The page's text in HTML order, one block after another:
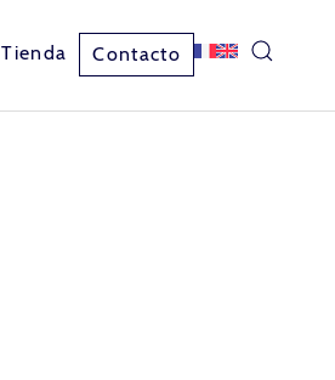
Tienda Contacto